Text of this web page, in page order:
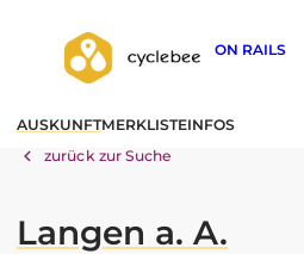
ON RAILS
AUSKUNFTMERKLISTEINFOS
zurück zur Suche
Langen a. A.